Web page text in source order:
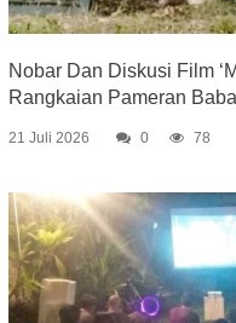
Nobar Dan Diskusi Film
Rangkaian Pameran
21 Juli 2026 0 78